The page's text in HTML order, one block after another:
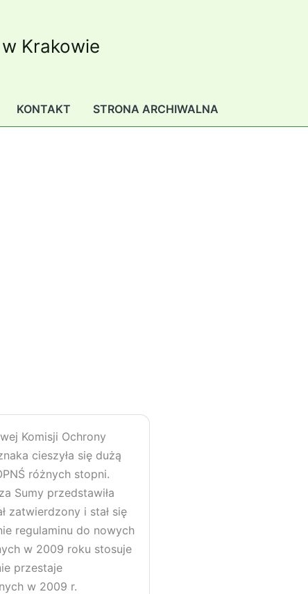
Krakowie
KONTAKT STRONA ARCHIWALNA
Komisji Ochrony
cieszyła się dużą
różnych stopni.
Sumy przedstawiła
zatwierdzony i stał się
regulaminu do nowych
w 2009 roku stosuje
przestaje
w 2009 r.